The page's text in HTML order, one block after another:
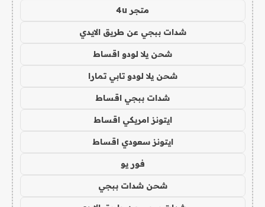
متجر 4u
شدات ببجي عن طريق الايدي
شحن يلا لودو اقساط
شحن يلا لودو تابي تمارا
شدات ببجي اقساط
ايتونز امريكي اقساط
ايتونز سعودي اقساط
فور يو
شحن شدات ببجي